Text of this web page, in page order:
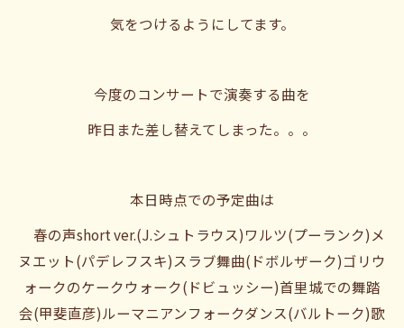
気をつけるようにしてます。
今度のコンサートで演奏する曲を
昨日また差し替えてしまった。。。
本日時点での予定曲は
春の声short ver.(J.シュトラウス)ワルツ(プーランク)メ
ヌエット(パデレフスキ)スラブ舞曲(ドボルザーク)ゴリウ
ォークのケークウォーク(ドビュッシー)首里城での舞踏
会(甲斐直彦)ルーマニアンフォークダンス(バルトーク)歌